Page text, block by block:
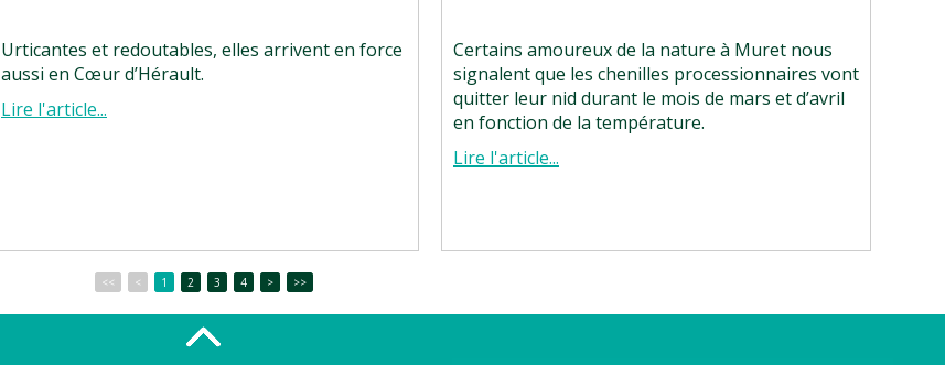
Urticantes et redoutables, elles arrivent en force
aussi en Cœur d’Hérault.
Lire l'article...
Certains amoureux de la nature à Muret nous
signalent que les chenilles processionnaires vont
quitter leur nid durant le mois de mars et d’avril
en fonction de la température.
Lire l'article...
<< < 1 2 3 4 > >>